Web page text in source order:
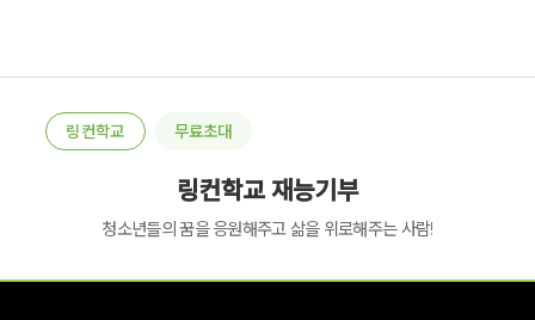
링컨학교 무료초대
링컨학교 재능기부
청소년들의 꿈을 응원해주고 삶을 위로해주는 사람!